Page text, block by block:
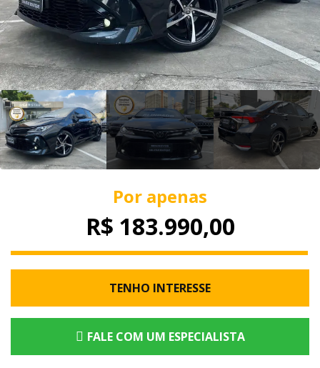
Por apenas
R$ 183.990,00
TENHO INTERESSE
FALE COM UM ESPECIALISTA